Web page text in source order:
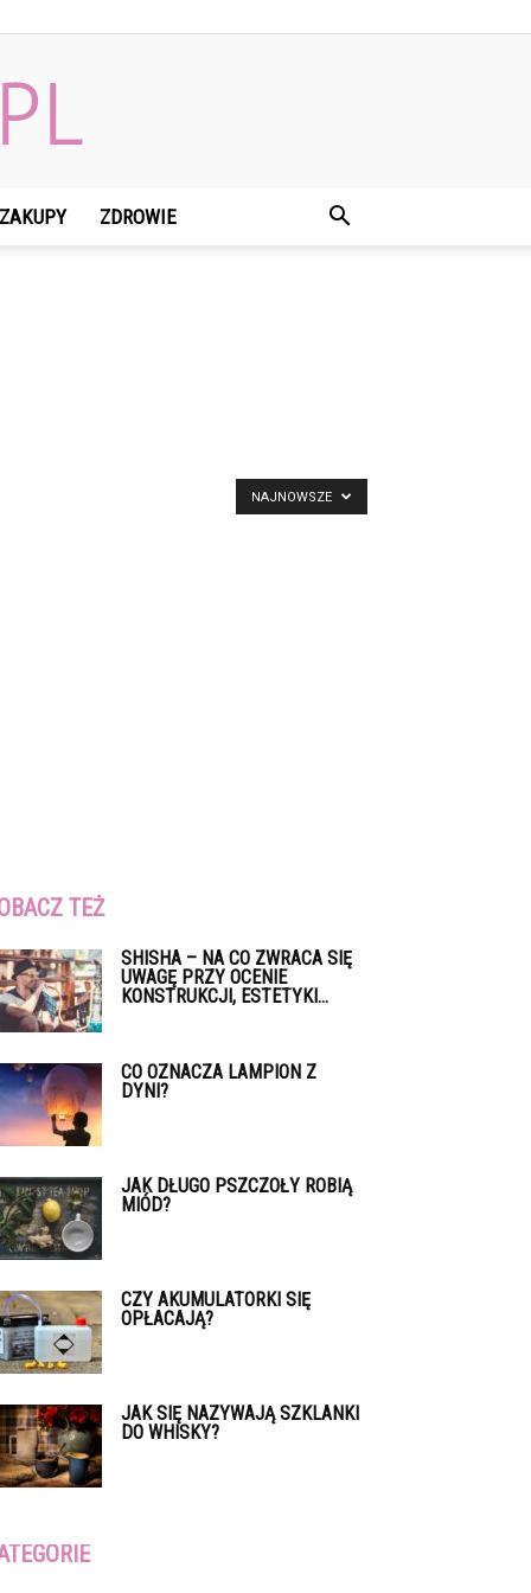
ZAKUPY ZDROWIE
NAJNOWSZE
TEŻ
SHISHA – NA CO ZWRACA SIĘ
UWAGĘ PRZY OCENIE
KONSTRUKCJI, ESTETYKI...
CO OZNACZA LAMPION Z
DYNI?
JAK DŁUGO PSZCZOŁY ROBIĄ
MIÓD?
CZY AKUMULATORKI SIĘ
OPŁACAJĄ?
JAK SIĘ NAZYWAJĄ SZKLANKI
DO WHISKY?